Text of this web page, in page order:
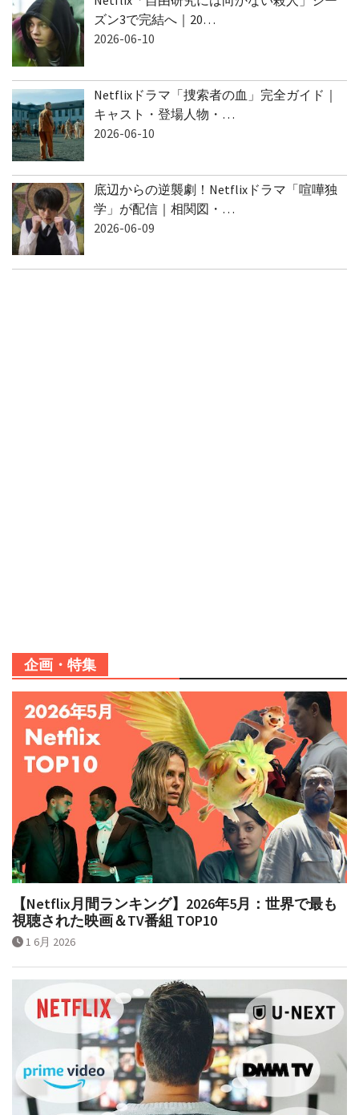
ズン3で完結へ｜20…
2026-06-10
Netflixドラマ「捜索者の血」完全ガイド｜
キャスト・登場人物・…
2026-06-10
底辺からの逆襲劇！Netflixドラマ「喧嘩独
学」が配信｜相関図・…
2026-06-09
企画・特集
【Netflix月間ランキング】2026年5月：世界で最も
視聴された映画＆TV番組 TOP10
1 6月 2026